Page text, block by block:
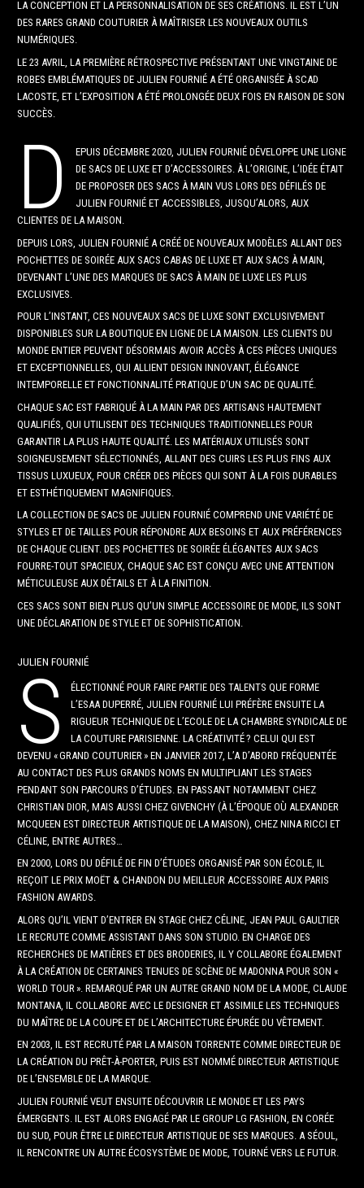
LA CONCEPTION ET LA PERSONNALISATION DE SES CRÉATIONS. IL EST L’UN
DES RARES GRAND COUTURIER À MAÎTRISER LES NOUVEAUX OUTILS
NUMÉRIQUES.
LE 23 AVRIL, LA PREMIÈRE RÉTROSPECTIVE PRÉSENTANT UNE VINGTAINE DE
ROBES EMBLÉMATIQUES DE JULIEN FOURNIÉ A ÉTÉ ORGANISÉE À SCAD
LACOSTE, ET L’EXPOSITION A ÉTÉ PROLONGÉE DEUX FOIS EN RAISON DE SON
SUCCÈS.
D
EPUIS DÉCEMBRE 2020, JULIEN FOURNIÉ DÉVELOPPE UNE LIGNE
DE SACS DE LUXE ET D’ACCESSOIRES. À L’ORIGINE, L’IDÉE ÉTAIT
DE PROPOSER DES SACS À MAIN VUS LORS DES DÉFILÉS DE
JULIEN FOURNIÉ ET ACCESSIBLES, JUSQU’ALORS, AUX
CLIENTES DE LA MAISON.
DEPUIS LORS, JULIEN FOURNIÉ A CRÉÉ DE NOUVEAUX MODÈLES ALLANT DES
POCHETTES DE SOIRÉE AUX SACS CABAS DE LUXE ET AUX SACS À MAIN,
DEVENANT L’UNE DES MARQUES DE SACS À MAIN DE LUXE LES PLUS
EXCLUSIVES.
POUR L’INSTANT, CES NOUVEAUX SACS DE LUXE SONT EXCLUSIVEMENT
DISPONIBLES SUR LA BOUTIQUE EN LIGNE DE LA MAISON. LES CLIENTS DU
MONDE ENTIER PEUVENT DÉSORMAIS AVOIR ACCÈS À CES PIÈCES UNIQUES
ET EXCEPTIONNELLES, QUI ALLIENT DESIGN INNOVANT, ÉLÉGANCE
INTEMPORELLE ET FONCTIONNALITÉ PRATIQUE D’UN SAC DE QUALITÉ.
CHAQUE SAC EST FABRIQUÉ À LA MAIN PAR DES ARTISANS HAUTEMENT
QUALIFIÉS, QUI UTILISENT DES TECHNIQUES TRADITIONNELLES POUR
GARANTIR LA PLUS HAUTE QUALITÉ. LES MATÉRIAUX UTILISÉS SONT
SOIGNEUSEMENT SÉLECTIONNÉS, ALLANT DES CUIRS LES PLUS FINS AUX
TISSUS LUXUEUX, POUR CRÉER DES PIÈCES QUI SONT À LA FOIS DURABLES
ET ESTHÉTIQUEMENT MAGNIFIQUES.
LA COLLECTION DE SACS DE JULIEN FOURNIÉ COMPREND UNE VARIÉTÉ DE
STYLES ET DE TAILLES POUR RÉPONDRE AUX BESOINS ET AUX PRÉFÉRENCES
DE CHAQUE CLIENT. DES POCHETTES DE SOIRÉE ÉLÉGANTES AUX SACS
FOURRE-TOUT SPACIEUX, CHAQUE SAC EST CONÇU AVEC UNE ATTENTION
MÉTICULEUSE AUX DÉTAILS ET À LA FINITION.
CES SACS SONT BIEN PLUS QU’UN SIMPLE ACCESSOIRE DE MODE, ILS SONT
UNE DÉCLARATION DE STYLE ET DE SOPHISTICATION.
JULIEN FOURNIÉ
S
ÉLECTIONNÉ POUR FAIRE PARTIE DES TALENTS QUE FORME
L’ESAA DUPERRÉ, JULIEN FOURNIÉ LUI PRÉFÈRE ENSUITE LA
RIGUEUR TECHNIQUE DE L’ECOLE DE LA CHAMBRE SYNDICALE DE
LA COUTURE PARISIENNE. LA CRÉATIVITÉ ? CELUI QUI EST
DEVENU « GRAND COUTURIER » EN JANVIER 2017, L’A D’ABORD FRÉQUENTÉE
AU CONTACT DES PLUS GRANDS NOMS EN MULTIPLIANT LES STAGES
PENDANT SON PARCOURS D’ÉTUDES. EN PASSANT NOTAMMENT CHEZ
CHRISTIAN DIOR, MAIS AUSSI CHEZ GIVENCHY (À L’ÉPOQUE OÙ ALEXANDER
MCQUEEN EST DIRECTEUR ARTISTIQUE DE LA MAISON), CHEZ NINA RICCI ET
CÉLINE, ENTRE AUTRES…
EN 2000, LORS DU DÉFILÉ DE FIN D’ÉTUDES ORGANISÉ PAR SON ÉCOLE, IL
REÇOIT LE PRIX MOËT & CHANDON DU MEILLEUR ACCESSOIRE AUX PARIS
FASHION AWARDS.
ALORS QU’IL VIENT D’ENTRER EN STAGE CHEZ CÉLINE, JEAN PAUL GAULTIER
LE RECRUTE COMME ASSISTANT DANS SON STUDIO. EN CHARGE DES
RECHERCHES DE MATIÈRES ET DES BRODERIES, IL Y COLLABORE ÉGALEMENT
À LA CRÉATION DE CERTAINES TENUES DE SCÈNE DE MADONNA POUR SON «
WORLD TOUR ». REMARQUÉ PAR UN AUTRE GRAND NOM DE LA MODE, CLAUDE
MONTANA, IL COLLABORE AVEC LE DESIGNER ET ASSIMILE LES TECHNIQUES
DU MAÎTRE DE LA COUPE ET DE L’ARCHITECTURE ÉPURÉE DU VÊTEMENT.
EN 2003, IL EST RECRUTÉ PAR LA MAISON TORRENTE COMME DIRECTEUR DE
LA CRÉATION DU PRÊT-À-PORTER, PUIS EST NOMMÉ DIRECTEUR ARTISTIQUE
DE L’ENSEMBLE DE LA MARQUE.
JULIEN FOURNIÉ VEUT ENSUITE DÉCOUVRIR LE MONDE ET LES PAYS
ÉMERGENTS. IL EST ALORS ENGAGÉ PAR LE GROUP LG FASHION, EN CORÉE
DU SUD, POUR ÊTRE LE DIRECTEUR ARTISTIQUE DE SES MARQUES. A SÉOUL,
IL RENCONTRE UN AUTRE ÉCOSYSTÈME DE MODE, TOURNÉ VERS LE FUTUR.